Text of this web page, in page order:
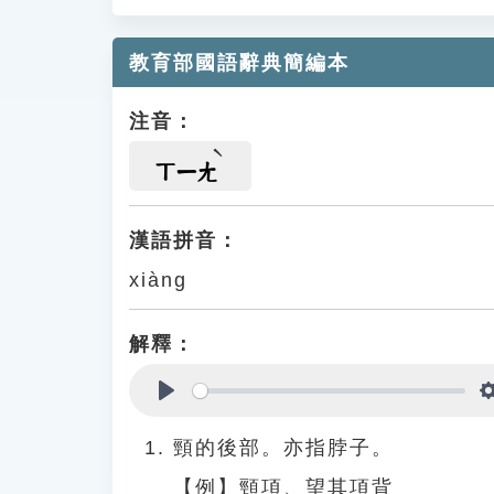
教育部國語辭典簡編本
注音：
ㄒㄧㄤ
漢語拼音：
xiàng
解釋：
頸的後部。亦指脖子。
【例】頸項、望其項背